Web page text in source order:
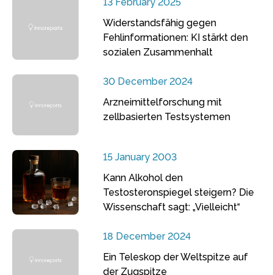
Widerstandsfähig gegen
Fehlinformationen: KI stärkt den
sozialen Zusammenhalt
30 December 2024
Arzneimittelforschung mit
zellbasierten Testsystemen
15 January 2003
Kann Alkohol den
Testosteronspiegel steigern? Die
Wissenschaft sagt: „Vielleicht“
18 December 2024
Ein Teleskop der Weltspitze auf
der Zugspitze